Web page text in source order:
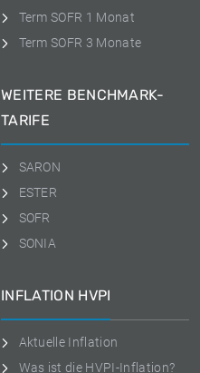
Term SOFR 1 Monat
Term SOFR 3 Monate
WEITERE BENCHMARK-
TARIFE
SARON
ESTER
SOFR
SONIA
INFLATION HVPI
Aktuelle Inflation
Was ist die HVPI-Inflation?